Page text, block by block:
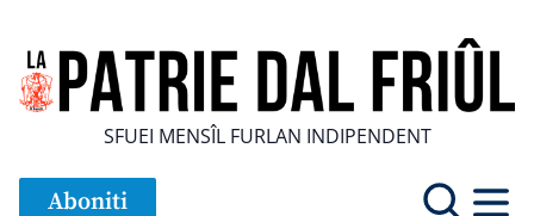
SFUEI MENSÎL FURLAN INDIPENDENT
Aboniti